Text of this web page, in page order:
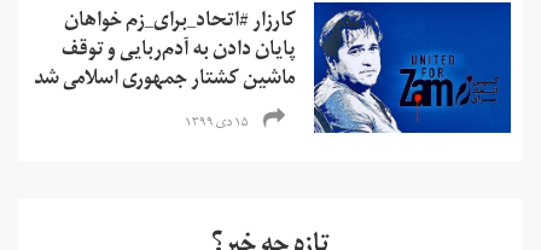
کارزار #اتحاد_برای_زم خواهان
پایان دادن به آدم‌ربایی و توقف
ماشین کشتار جمهوری اسلامی شد
۱۵ دی ۱۳۹۹